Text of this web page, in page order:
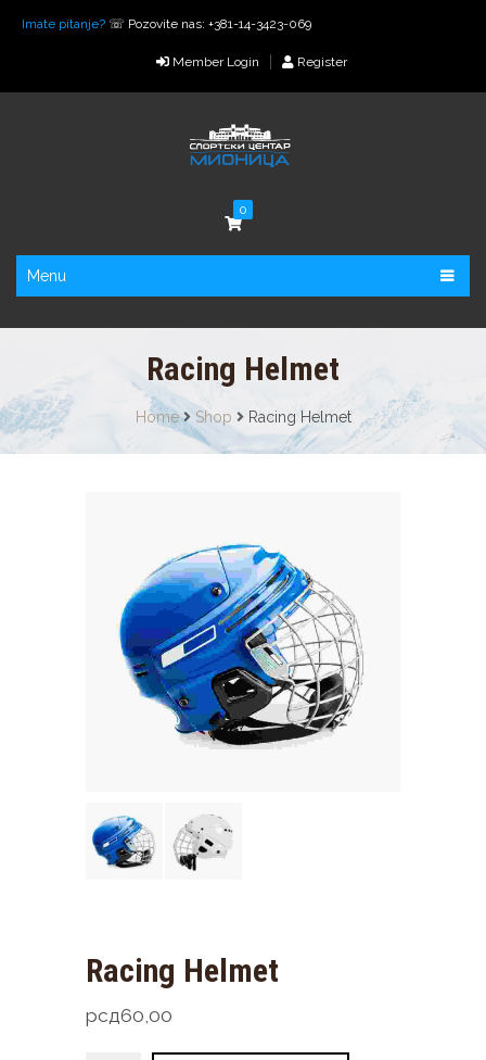
Imate pitanje? ☏ Pozovite nas: +381-14-3423-069
Member Login Register
0
Menu
Racing Helmet
Home Shop Racing Helmet
Racing Helmet
рсд60,00